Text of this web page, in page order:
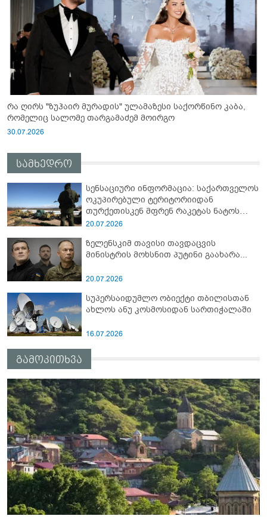
რა ღირს "ზუჰაირ მურადის" ულამაზესი საქორწინო კაბა,
რომელიც სალომე თარგამაძემ მოირგო
30.07.2026
სამხედრო
სენსაციური ინფორმაცია: საქართველოს
ოკუპირებული ტერიტორიიდან
თურქეთისკენ მფრენ რაკეტას ნატოს
სამიტი კინაღამ ჩაუშლია
20.07.2026
ზელენსკიმ თავისი თავდაცვის
მინისტრის მოხსნით პუტინი გაახარა...
20.07.2026
სუპერსაიდუმლო ობიექტი თბილისთან
ახლოს ანუ კოსმოსიდან სართიჭალაში
16.07.2026
გამოკითხვა